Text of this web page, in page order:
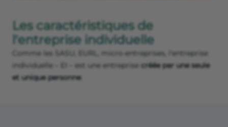
Les caractéristiques de
l'entreprise individuelle
Comme les SASU, EURL, micro-entreprises, l'entreprise
individuelle – EI – est une entreprise créée par une seule
et unique personne.